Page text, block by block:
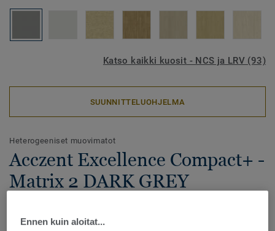
Katso kaikki kuosit - NCS ja LRV (93)
SUUNNITTELUOHJELMA
Heterogeeniset muovimatot
Acczent Excellence Compact+ -
Matrix 2 DARK GREY
uutuus, joka tarjoaa alhaisen vierintävastuksen samalla
Ennen kuin aloitat...